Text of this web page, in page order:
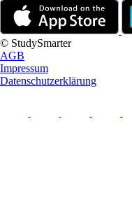
© StudySmarter
AGB
Impressum
Datenschutzerklärung